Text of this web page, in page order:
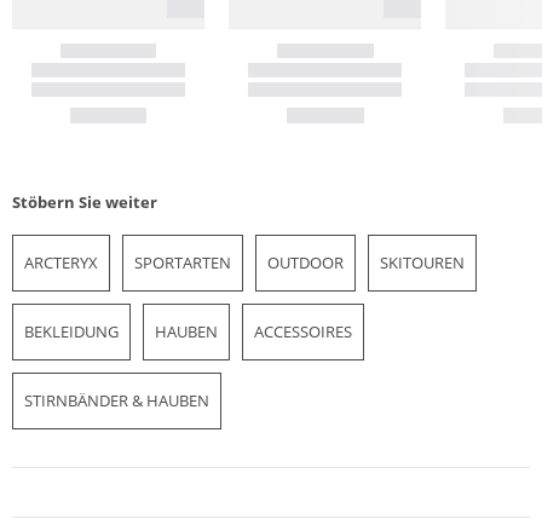
Stöbern Sie weiter
ARCTERYX SPORTARTEN OUTDOOR SKITOUREN
BEKLEIDUNG HAUBEN ACCESSOIRES
STIRNBÄNDER & HAUBEN